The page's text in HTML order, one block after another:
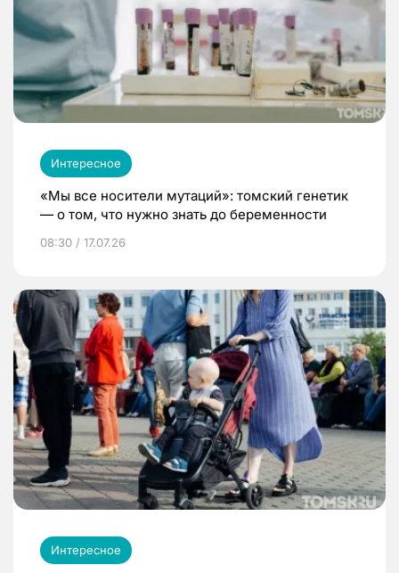
Интересное
«Мы все носители мутаций»: томский генетик
— о том, что нужно знать до беременности
08:30 / 17.07.26
Интересное